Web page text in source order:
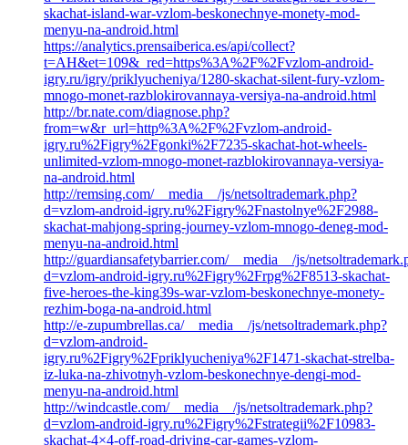
skachat-island-war-vzlom-beskonechnye-monety-mod-
menyu-na-android.html
https://analytics.prensaiberica.es/api/collect?
t=AH&et=109&_red=https%3A%2F%2Fvzlom-android-
igry.ru/igry/priklyucheniya/1280-skachat-silent-fury-vzlom-
mnogo-monet-razblokirovannaya-versiya-na-android.html
http://br.nate.com/diagnose.php?
from=w&r_url=http%3A%2F%2Fvzlom-android-
igry.ru%2Figry%2Fgonki%2F7235-skachat-hot-wheels-
unlimited-vzlom-mnogo-monet-razblokirovannaya-versiya-
na-android.html
http://remsing.com/__media__/js/netsoltrademark.php?
d=vzlom-android-igry.ru%2Figry%2Fnastolnye%2F2988-
skachat-mahjong-spring-journey-vzlom-mnogo-deneg-mod-
menyu-na-android.html
http://guardiansafetybarrier.com/__media__/js/
d=vzlom-android-igry.ru%2Figry%2Frpg%2F8513-skachat-
five-heroes-the-king39s-war-vzlom-beskonechnye-monety-
rezhim-boga-na-android.html
http://e-zupumbrellas.ca/__media__/js/netsoltrademark.php?
d=vzlom-android-
igry.ru%2Figry%2Fpriklyucheniya%2F1471-skachat-strelba-
iz-luka-na-zhivotnyh-vzlom-beskonechnye-dengi-mod-
menyu-na-android.html
http://windcastle.com/__media__/js/netsoltrademark.php?
d=vzlom-android-igry.ru%2Figry%2Fstrategii%2F10983-
skachat-4×4-off-road-driving-car-games-vzlom-